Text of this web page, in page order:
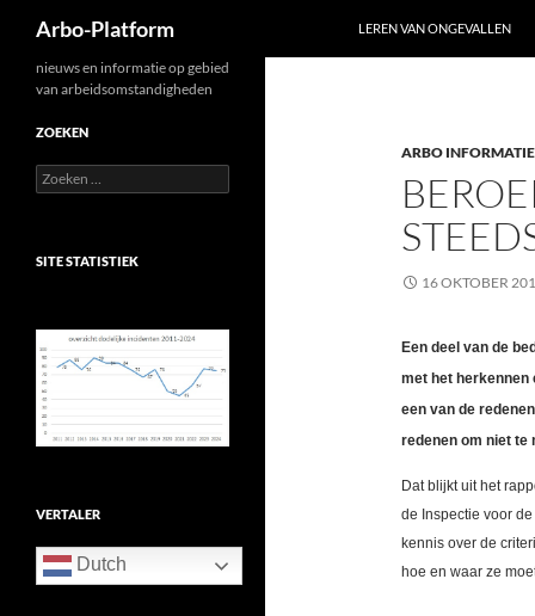
Arbo-Platform LEREN VAN ONGEVALLEN
ARBO
16 OKTOBER
Een deel van de
met het herkennen
een van de
redenen om niet te
Dat blijkt uit het
de Inspectie voor
kennis over de
hoe en waar ze
nieuws en informatie op gebied
van arbeidsomstandigheden
ZOEKEN
Zoeken
naar:
SITE STATISTIEK
VERTALER
Dutch